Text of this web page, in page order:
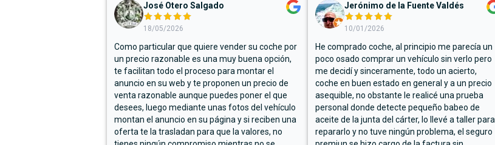
José Otero Salgado
18/05/2026
Como particular que quiere vender su coche por
un precio razonable es una muy buena opción,
te facilitan todo el proceso para montar el
anuncio en su web y te proponen un precio de
venta razonable aunque puedes poner el que
desees, luego mediante unas fotos del vehículo
montan el anuncio en su página y si reciben una
oferta te la trasladan para que la valores, no
Jerónimo de la Fuente Valdés
10/01/2026
He comprado coche, al principio me parecía un
poco osado comprar un vehículo sin verlo pero
me decidí y sinceramente, todo un acierto,
coche en buen estado en general y a un precio
asequible, no obstante le realicé una prueba
personal donde detecte pequeño babeo de
aceite de la junta del cárter, lo llevé a taller para
repararlo y no tuve ningún problema, el seguro